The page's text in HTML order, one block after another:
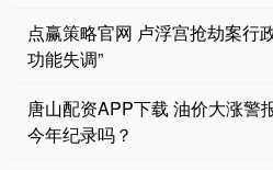
点赢策略官网 卢浮宫抢劫案行
功能失调”
唐山配资APP下载 油价大涨警
今年纪录吗？